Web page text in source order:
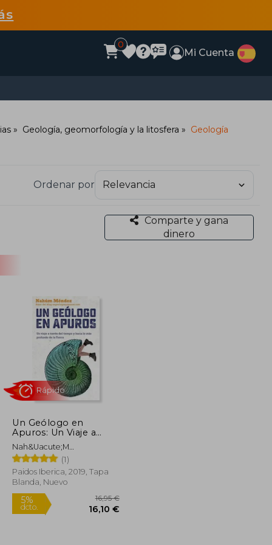
0
Mi Cuenta
Geología, geomorfología y la litosfera
Geología
Ordenar por
Comparte y gana
dinero
Un Geólogo en
Apuros: Un Viaje a
Través del Tiempo y
Hacia lo más Profundo
de la Tierra (Para
Curiosos)
Nah&Uacute;M
M&Eacute;Ndez Chazarra
(1)
Paidos Iberica, 2019, Tapa
Blanda, Nuevo